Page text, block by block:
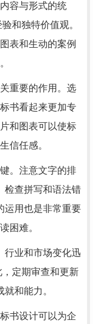
容与形式的统
和独特价值观。
表和生动的案例
重要的作用。选
书看起来更加专
和图表可以使标
信任感。
。注意文字的排
检查拼写和语法错
运用也是非常重要
困难。
行业和市场变化迅
定期审查和更新
和能力。
书设计可以为企